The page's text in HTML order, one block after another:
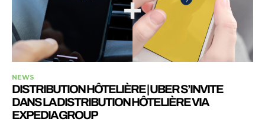
NEWS
DISTRIBUTION HÔTELIÈRE | UBER S’INVITE
DANS LA DISTRIBUTION HÔTELIÈRE VIA
EXPEDIA GROUP